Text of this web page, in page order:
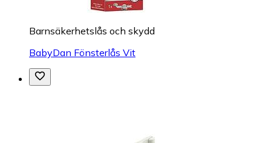
Barnsäkerhetslås och skydd
BabyDan Fönsterlås Vit